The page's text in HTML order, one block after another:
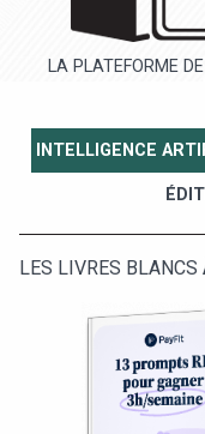
LA PLATEFORME
INTELLIGENCE
LES LIVRES BLANCS